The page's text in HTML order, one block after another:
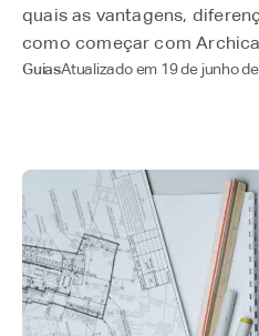
quais as vantagens,
como começar com
GuiasAtualizado em 19 de junho